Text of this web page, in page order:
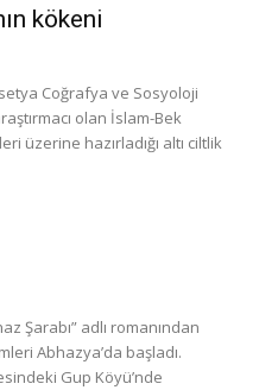
kökeni
Coğrafya ve Sosyoloji
olan İslam-Bek
üzerine hazırladığı altı ciltlik
Şarabı” adlı romanından
Abhazya’da başladı.
Gup Köyü’nde